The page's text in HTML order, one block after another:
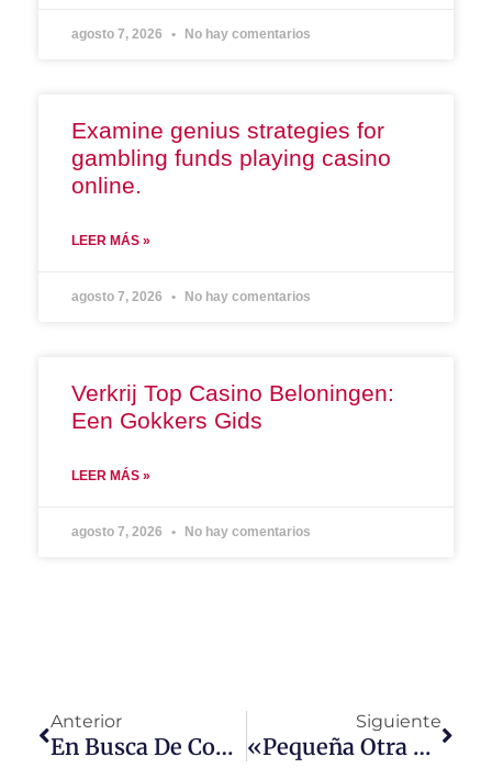
agosto 7, 2026 No hay comentarios
Examine genius strategies for
gambling funds playing casino
online.
LEER MÁS »
agosto 7, 2026 No hay comentarios
Verkrij Top Casino Beloningen:
Een Gokkers Gids
LEER MÁS »
agosto 7, 2026 No hay comentarios
Anterior
En Busca De Conversaciones Memorables
Siguiente
«Pequeña Otra Vez» Llega A Studio Universal